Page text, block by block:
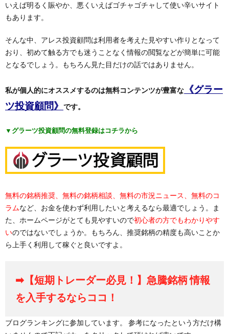
いえば明るく賑やか、悪くいえばゴチャゴチャして使い辛いサイト
もあります。
そんな中、アレス投資顧問は利用者を考えた見やすい作りとなって
おり、初めて触る方でも迷うことなく情報の閲覧などが簡単に可能
となるでしょう。もちろん見た目だけの話ではありません。
私が個人的にオススメするのは無料コンテンツが豊富な 《グラー
ツ投資顧問》 です。
▼グラーツ投資顧問の無料登録はコチラから
無料の銘柄推奨、無料の銘柄相談、無料の市況ニュース、無料のコ
ラムなど、お金を使わず利用したいと考えるなら最適でしょう。ま
た、ホームページがとても見やすいので初心者の方でもわかりやす
いのではないでしょうか。もちろん、推奨銘柄の精度も高いことか
ら上手く利用して稼ぐと良いですよ。
➡【短期トレーダー必見！】急騰銘柄 情報
を入手するならココ！
ブログランキングに参加しています。 参考になったという方だけ構